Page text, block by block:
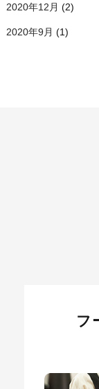
2020年12月 (2)
2020年9月 (1)
フ